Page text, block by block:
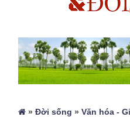
»Đời sống »Văn hóa -